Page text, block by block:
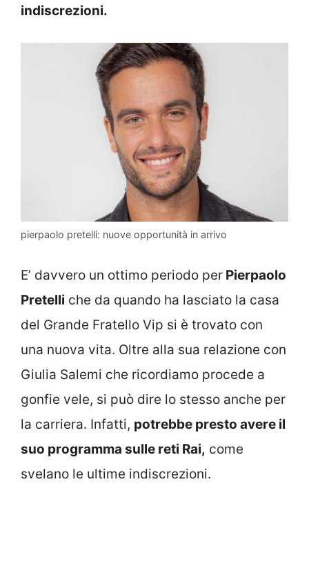
indiscrezioni.
pierpaolo pretelli: nuove opportunità in arrivo
E’ davvero un ottimo periodo per Pierpaolo
Pretelli che da quando ha lasciato la casa
del Grande Fratello Vip si è trovato con
una nuova vita. Oltre alla sua relazione con
Giulia Salemi che ricordiamo procede a
gonfie vele, si può dire lo stesso anche per
la carriera. Infatti, potrebbe presto avere il
suo programma sulle reti Rai, come
svelano le ultime indiscrezioni.